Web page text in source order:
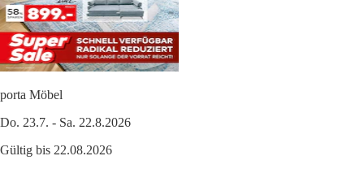
porta Möbel
Do. 23.7. - Sa. 22.8.2026
Gültig bis 22.08.2026